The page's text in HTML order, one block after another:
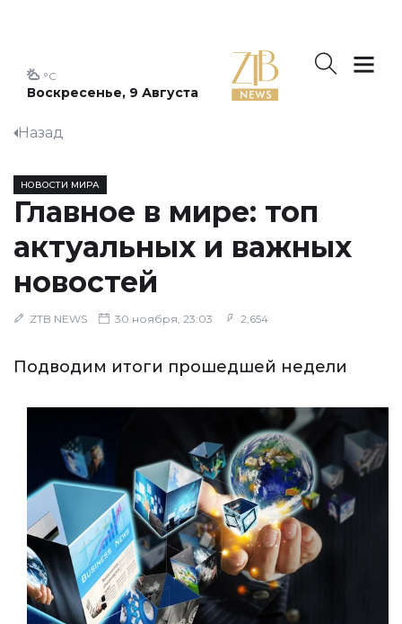
Воскресенье, 9 Августа
°C
Назад
НОВОСТИ МИРА
Главное в мире: топ
актуальных и важных
новостей
ZTB NEWS 30 ноября, 23:03 2,654
Подводим итоги прошедшей недели